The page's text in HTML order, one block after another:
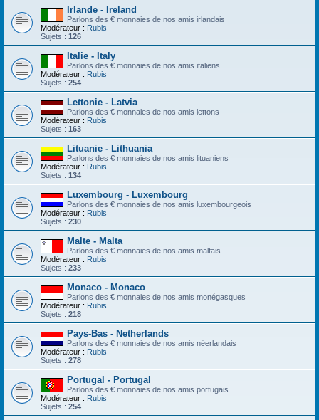
Irlande - Ireland
Parlons des € monnaies de nos amis irlandais
Modérateur : Rubis
Sujets : 126
Italie - Italy
Parlons des € monnaies de nos amis italiens
Modérateur : Rubis
Sujets : 254
Lettonie - Latvia
Parlons des € monnaies de nos amis lettons
Modérateur : Rubis
Sujets : 163
Lituanie - Lithuania
Parlons des € monnaies de nos amis lituaniens
Modérateur : Rubis
Sujets : 134
Luxembourg - Luxembourg
Parlons des € monnaies de nos amis luxembourgeois
Modérateur : Rubis
Sujets : 230
Malte - Malta
Parlons des € monnaies de nos amis maltais
Modérateur : Rubis
Sujets : 233
Monaco - Monaco
Parlons des € monnaies de nos amis monégasques
Modérateur : Rubis
Sujets : 218
Pays-Bas - Netherlands
Parlons des € monnaies de nos amis néerlandais
Modérateur : Rubis
Sujets : 278
Portugal - Portugal
Parlons des € monnaies de nos amis portugais
Modérateur : Rubis
Sujets : 254